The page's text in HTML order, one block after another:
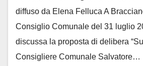
diffuso da Elena Felluca A
Consiglio Comunale del 31 luglio
discussa la proposta di delibera
Consigliere Comunale Salvatore…